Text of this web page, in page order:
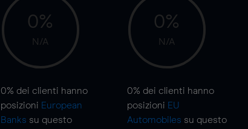
0%
N/A
0% dei clienti hanno
posizioni European
Banks su questo
0%
N/A
0% dei clienti hanno
posizioni EU
Automobiles su questo